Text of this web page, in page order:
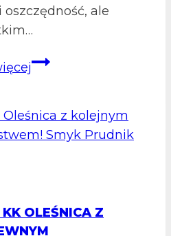
ale
#WodaMaZnaczenie
Oleśnica
OLEŚNICA Z